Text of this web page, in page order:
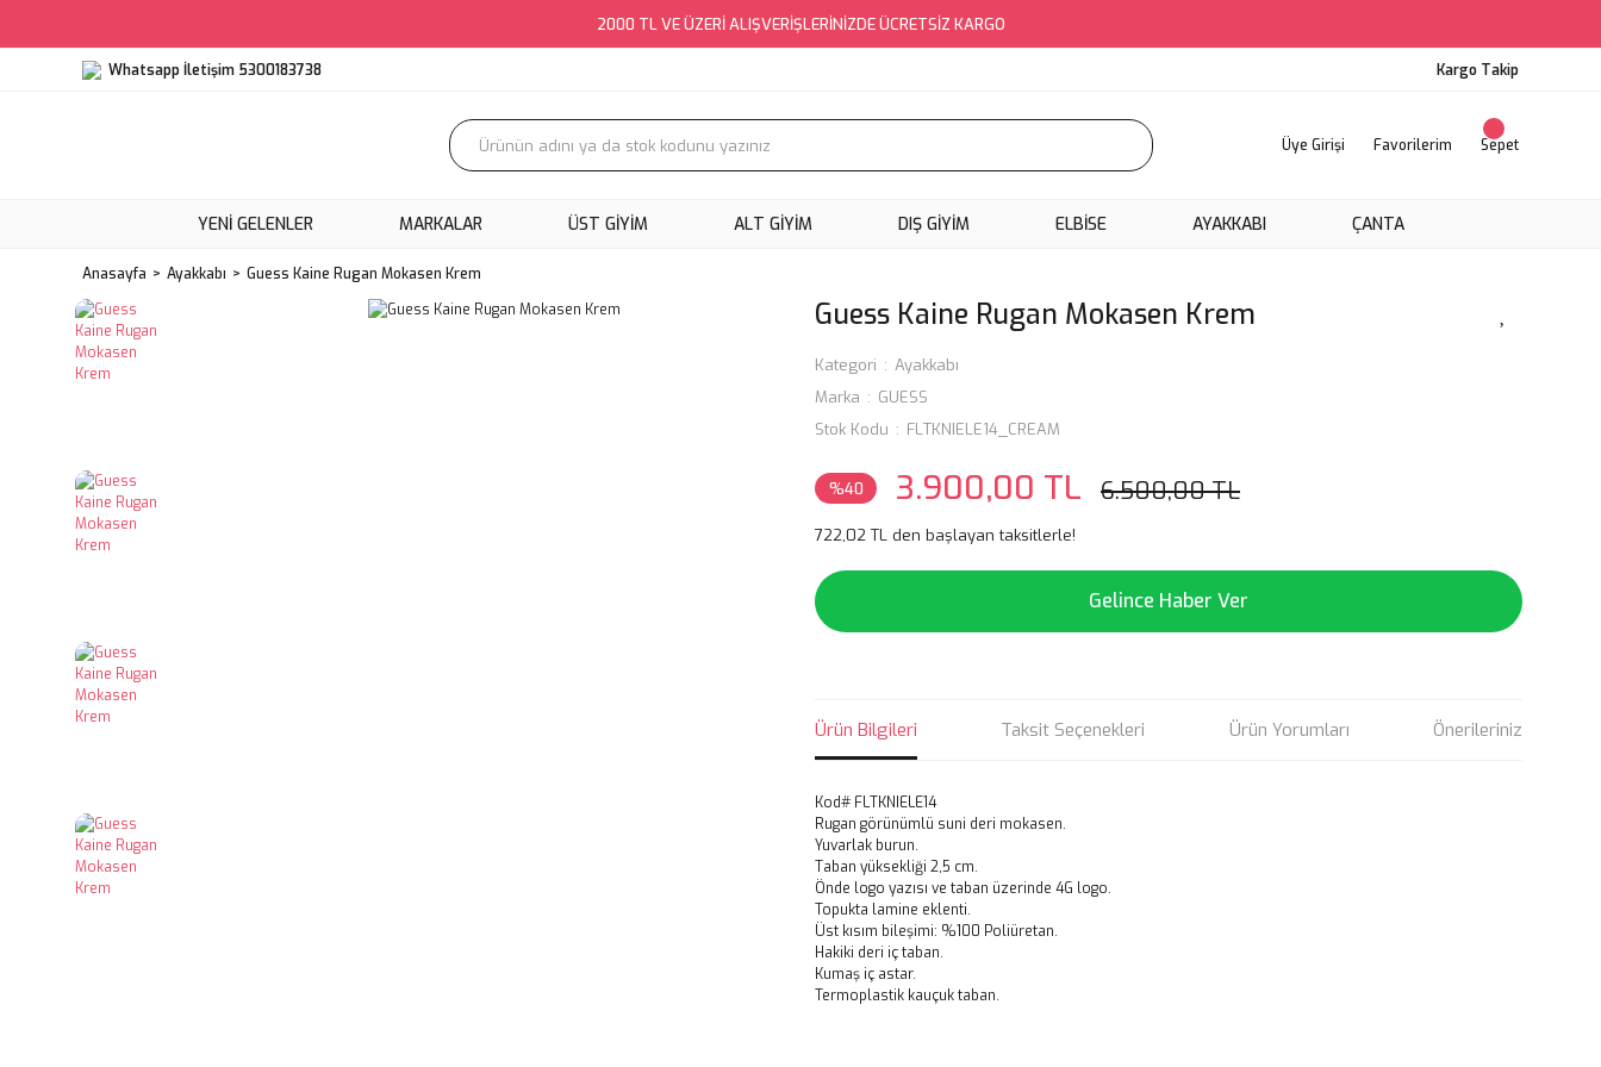
2000 TL VE ÜZERİ ALIŞVERİŞLERİNİZDE ÜCRETSİZ KARGO
Whatsapp İletişim 5300183738 Kargo Takip
Üye Girişi Favorilerim Sepet
YENI GELENLER MARKALAR ÜST GİYİM ALT GİYİM DIŞ GİYİM ELBİSE AYAKKABI ÇANTA
Anasayfa Ayakkabı Guess Kaine Rugan Mokasen Krem
Guess Kaine Rugan Mokasen Krem
Kategori
Ayakkabı
Marka
GUESS
Stok Kodu
FLTKNIELE14_CREAM
%40 3.900,00 TL 6.500,00 TL
722,02 TL den başlayan taksitlerle!
Gelince Haber Ver
Ürün Bilgileri Taksit Seçenekleri Ürün Yorumları Önerileriniz
Kod# FLTKNIELE14
Rugan görünümlü suni deri mokasen.
Yuvarlak burun.
Taban yüksekliği 2,5 cm.
Önde logo yazısı ve taban üzerinde 4G logo.
Topukta lamine eklenti.
Üst kısım bileşimi: %100 Poliüretan.
Hakiki deri iç taban.
Kumaş iç astar.
Termoplastik kauçuk taban.